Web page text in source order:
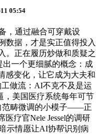
05:54
通过融合可穿戴设
数据，才是实正值得投入
。正在履历炒做和质疑之
出一个更细腻的概念：成
变化，让它成为大夫和
做流：AI不克不及是运
，美国医疗系统每年可节
范畴微调的小模子——正
医疗官Nele Jessel的调研
示情愿让AI协帮识别病